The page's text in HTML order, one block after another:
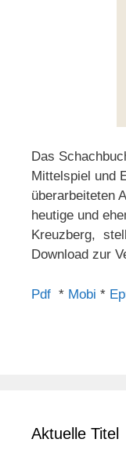
Das
Mittelspiel und
überarbeiteten
heutige und
Kreuzberg,
Download zur
Pdf * Mobi *
Aktuelle Titel